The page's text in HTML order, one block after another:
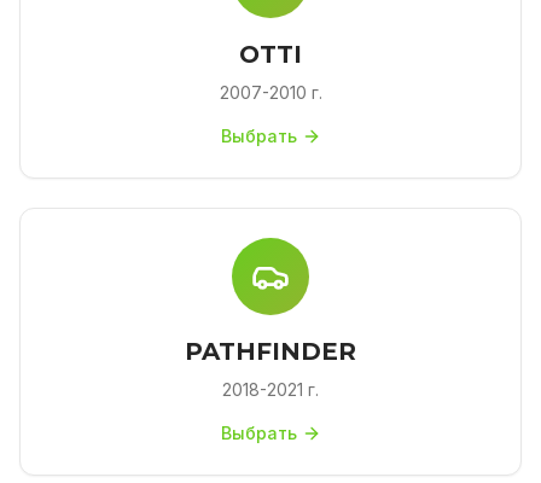
OTTI
2007-2010 г.
Выбрать
PATHFINDER
2018-2021 г.
Выбрать